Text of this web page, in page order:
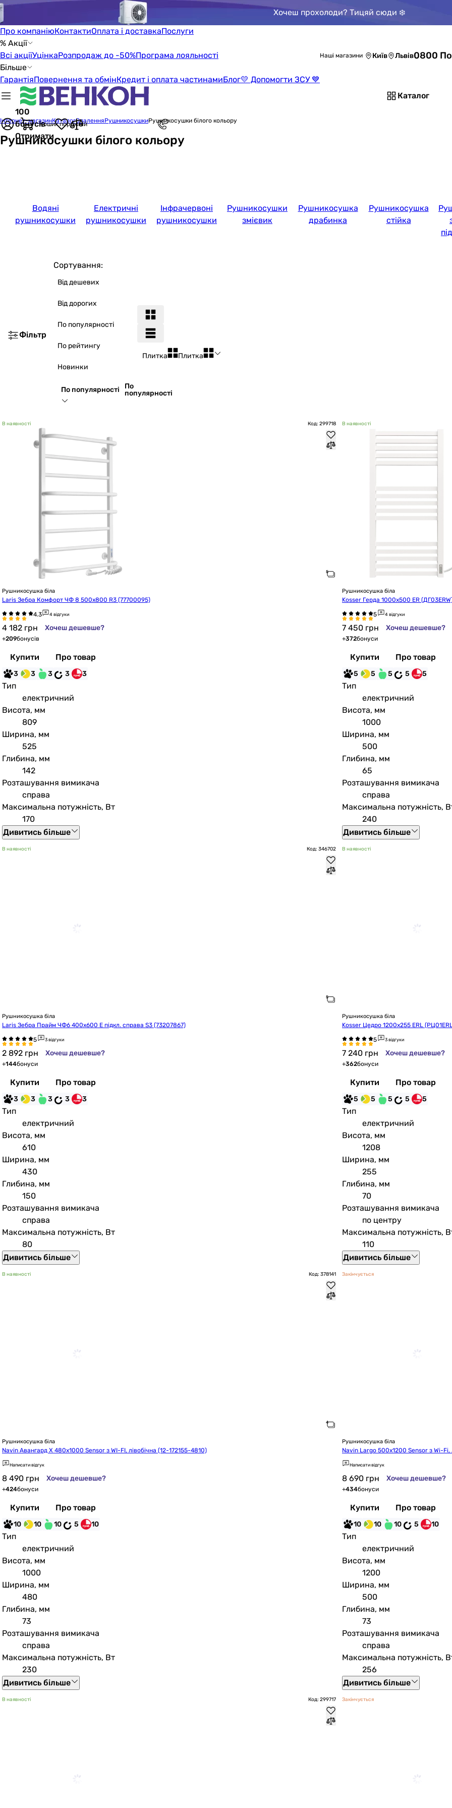
Хочеш прохолоди? Тицяй сюди ❄️
Про компаніюКонтактиОплата і доставкаПослуги
% Акції
Всі акціїУцінкаРозпродаж до -50%Програма лояльності
Більше
ГарантіяПовернення та обмінКредит і оплата частинамиБлог💛 Допомогти ЗСУ 💙
Наші магазини Київ Львів0800
Каталог
100
бонусів
Отримати
Кошик порожній
Інтернет-магазинКаталогОпаленняРушникосушкиРушникосушки білого кольору
Рушникосушки білого кольору
Водяні
рушникосушки
Електричні
рушникосушки
Інфрачервоні
рушникосушки
Рушникосушки
змієвик
Рушникосушка
драбинка
Рушникосушка
стійка
Фільтр
Сортування:
Від дешевих
Від дорогих
По популярності
По рейтингу
Новинки
По популярності
По
популярності
Плитка Плитка
В наявності Код: 299718
Рушникосушка біла
Laris Зебра Комфорт ЧФ 8 500х800 R3 (77700095)
4 відгуки
4 182 грн Хочеш дешевше?
+209бонусів
Купити Про товар
3 3 3 3 3
Тип
електричний
Висота, мм
809
Ширина, мм
525
Глибина, мм
142
Розташування вимикача
справа
Максимальна потужність, Вт
170
Дивитись більше
В наявності
Рушникосушка біла
Kosser Герда 1000х500 ER
4 відгуки
7 450 грн Хочеш дешевше?
+372бонуси
Купити Про товар
5 5 5 5 5
Тип
електричний
Висота, мм
1000
Ширина, мм
500
Глибина, мм
65
Розташування вимикача
справа
Максимальна потужність,
240
Дивитись більше
В наявності Код: 346702
Рушникосушка біла
Laris Зебра Прайм ЧФ6 400х600 Е підкл. справа S3 (73207867)
3 відгуки
2 892 грн Хочеш дешевше?
+144бонуси
Купити Про товар
3 3 3 3 3
Тип
електричний
Висота, мм
610
Ширина, мм
430
Глибина, мм
150
Розташування вимикача
справа
Максимальна потужність, Вт
80
Дивитись більше
В наявності
Рушникосушка біла
Kosser Цедро 1200х255 ERL
3 відгуки
7 240 грн Хочеш дешевше?
+362бонуси
Купити Про товар
5 5 5 5 5
Тип
електричний
Висота, мм
1208
Ширина, мм
255
Глибина, мм
70
Розташування вимикача
по центру
Максимальна потужність,
110
Дивитись більше
В наявності Код: 378141
Рушникосушка біла
Navin Авангард X 480x1000 Sensor з WI-FI, лівобічна (12-172155-4810)
Написати відгук
8 490 грн Хочеш дешевше?
+424бонуси
Купити Про товар
10 10 10 5 10
Тип
електричний
Висота, мм
1000
Ширина, мм
480
Глибина, мм
73
Розташування вимикача
справа
Максимальна потужність, Вт
230
Дивитись більше
Закінчується
Рушникосушка біла
Navin Largo 500х1200 Sensor з Wi-Fi,
Написати відгук
8 690 грн Хочеш дешевше?
+434бонуси
Купити Про товар
10 10 10 5 10
Тип
електричний
Висота, мм
1200
Ширина, мм
500
Глибина, мм
73
Розташування вимикача
справа
Максимальна потужність,
256
Дивитись більше
В наявності Код: 299717 Закінчується